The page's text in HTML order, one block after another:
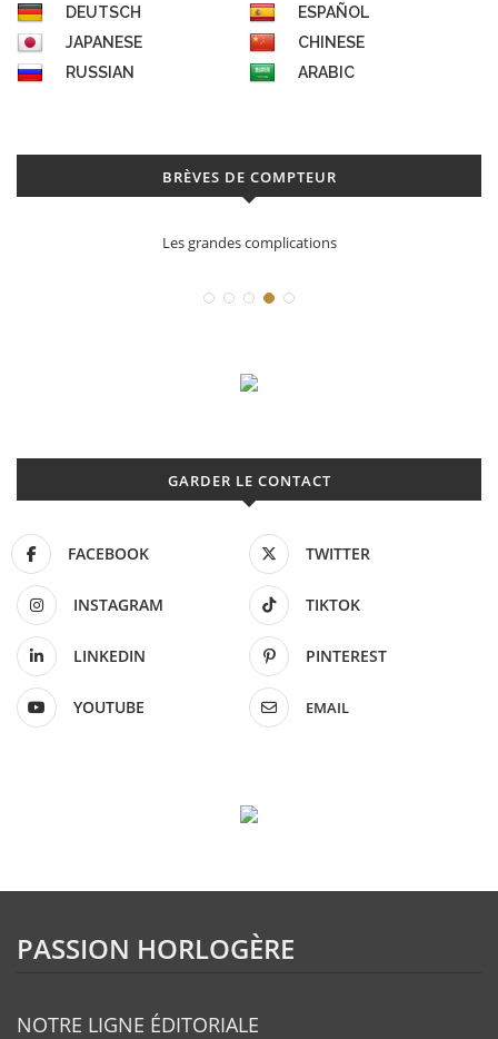
DEUTSCH
ESPAÑOL
JAPANESE
CHINESE
RUSSIAN
ARABIC
BRÈVES DE COMPTEUR
Les grandes complications
GARDER LE CONTACT
FACEBOOK TWITTER
INSTAGRAM TIKTOK
LINKEDIN PINTEREST
YOUTUBE EMAIL
PASSION HORLOGÈRE
NOTRE LIGNE ÉDITORIALE